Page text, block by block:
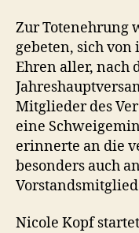
Zur Totenehrung
gebeten, sich von
Ehren aller, nach
Mitglieder des
eine
erinnerte an die
besonders auch
Nicole Kopf